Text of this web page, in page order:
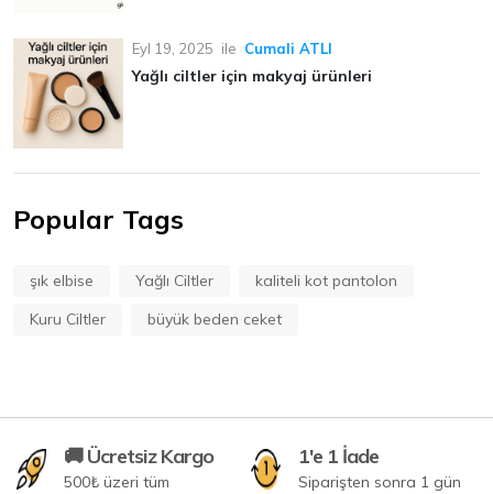
Eyl 19, 2025 ile Cumali ATLI
Yağlı ciltler için makyaj ürünleri
Popular Tags
şık elbise Yağlı Ciltler
kaliteli kot pantolon
Kuru Ciltler
büyük beden ceket
🚚 Ücretsiz Kargo
500₺ üzeri tüm
1'e 1 İade
Siparişten sonra 1 gün